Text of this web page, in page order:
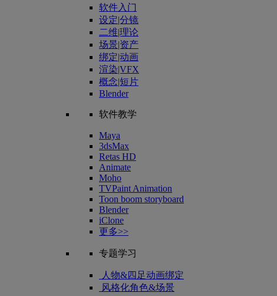
软件入门
设定|分镜
二维|理论
场景|资产
绑定|动画
渲染|VFX
概念|短片
Blender
软件教学
Maya
3dsMax
Retas HD
Animate
Moho
TVPaint Animation
Toon boom storyboard
Blender
iClone
更多>>
专题学习
人物&四足动画绑定
风格化角色&场景